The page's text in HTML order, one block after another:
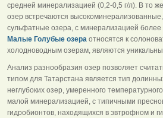
средней минерализацией (0,2-0,5 г/л). В то
озер встречаются
сульфатные озера, с минерализацией более
Малые Голубые озера относятся к
холодноводным озерам, являются
Анализ разнообразия озер позволяет
типом для Татарстана является тип
неглубоких озер, умеренного
малой минерализацией, с типичными
гидробионтов, находящихся в эвтрофном и